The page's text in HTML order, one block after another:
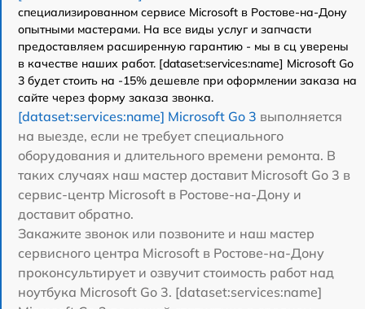
специализированном сервисе Microsoft в Ростове-на-Дону
опытными мастерами. На все виды услуг и запчасти
предоставляем расширенную гарантию - мы в сц уверены
в качестве наших работ. [dataset:services:name] Microsoft Go
3 будет стоить на -15% дешевле при оформлении заказа на
сайте через форму заказа звонка.
[dataset:services:name] Microsoft Go 3 выполняется
на выезде, если не требует специального
оборудования и длительного времени ремонта. В
таких случаях наш мастер доставит Microsoft Go 3 в
сервис-центр Microsoft в Ростове-на-Дону и
доставит обратно.
Закажите звонок или позвоните и наш мастер
сервисного центра Microsoft в Ростове-на-Дону
проконсультирует и озвучит стоимость работ над
ноутбука Microsoft Go 3. [dataset:services:name]